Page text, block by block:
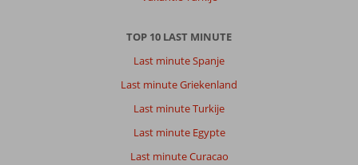
TOP 10 LAST MINUTE
Last minute Spanje
Last minute Griekenland
Last minute Turkije
Last minute Egypte
Last minute Curacao